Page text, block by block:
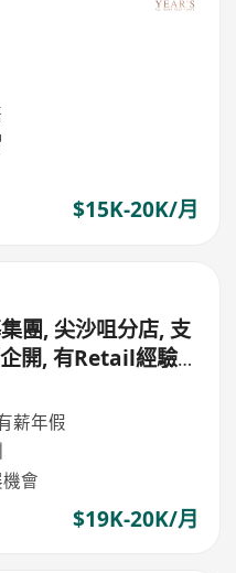
$15K-20K/月
團, 尖沙咀分店, 支
開, 有Retail經驗
無需銷售)
薪年假
會
$19K-20K/月